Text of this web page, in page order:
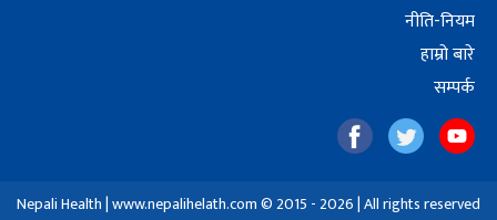
नीति-नियम
हाम्रो बारे
सम्पर्क
Nepali Health | www.nepalihelath.com © 2015 - 2026 | All rights reserved